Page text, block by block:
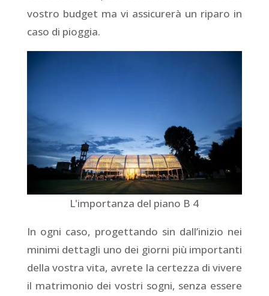
vostro budget ma vi assicurerà un riparo in
caso di pioggia.
L'importanza del piano B 4
In ogni caso, progettando sin dall’inizio nei
minimi dettagli uno dei giorni più importanti
della vostra vita, avrete la certezza di vivere
il matrimonio dei vostri sogni, senza essere